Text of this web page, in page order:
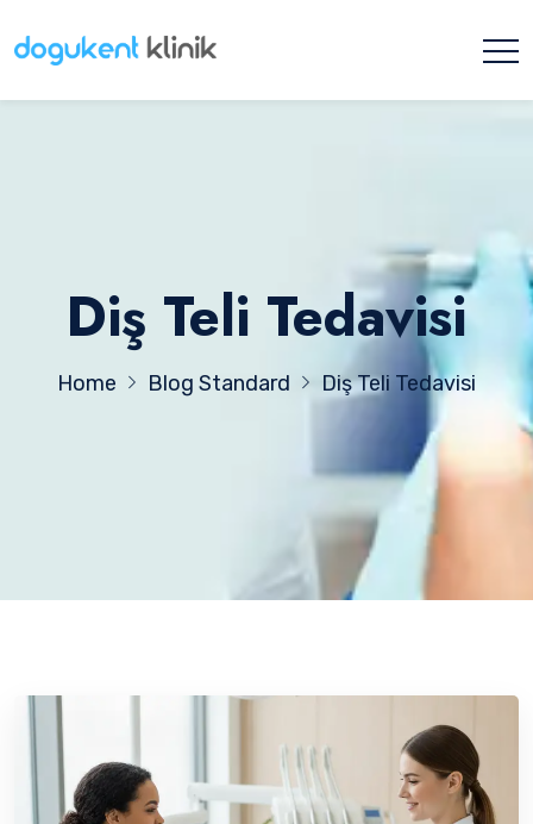
Diş Teli Tedavisi
Home Blog Standard Diş Teli Tedavisi